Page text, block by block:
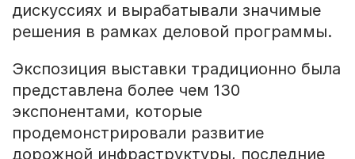
дискуссиях и вырабатывали значимые
решения в рамках деловой программы.
Экспозиция выставки традиционно была
представлена более чем 130
экспонентами, которые
продемонстрировали развитие
дорожной инфраструктуры, последние